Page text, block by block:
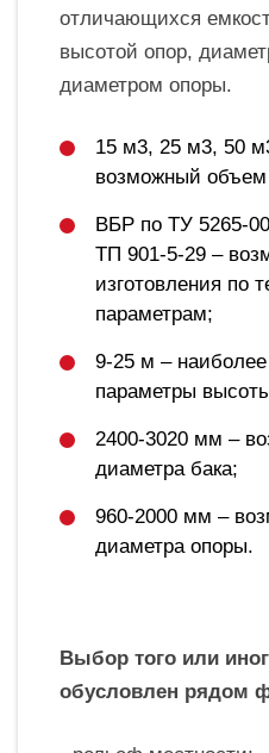
отличающихся
высотой опор,
диаметром опоры.
15 м3, 25 м3, 50
возможный объем
ВБР по ТУ 5265-
ТП 901-5-29 –
изготовления по
параметрам;
9-25 м –
параметры
2400-3020 мм –
диаметра бака;
960-2000 мм –
диаметра опоры.
Выбор того или
обусловлен рядом